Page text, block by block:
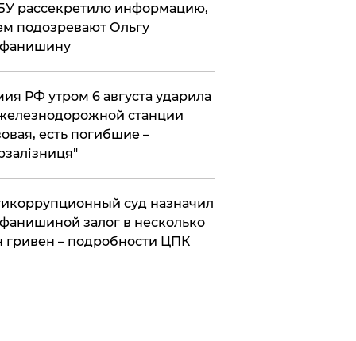
рассекретило информацию,
подозревают Ольгу
РФ утром 6 августа ударила
станции
есть погибшие –
суд назначил
залог в несколько
гривен – подробности ЦПК